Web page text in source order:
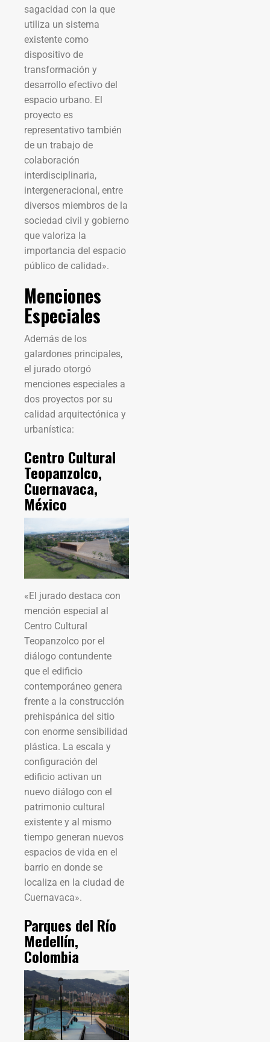
sagacidad con la que
utiliza un sistema
existente como
dispositivo de
transformación y
desarrollo efectivo del
espacio urbano. El
proyecto es
representativo también
de un trabajo de
colaboración
interdisciplinaria,
intergeneracional, entre
diversos miembros de la
sociedad civil y gobierno
que valoriza la
importancia del espacio
público de calidad».
Menciones
Especiales
Además de los
galardones principales,
el jurado otorgó
menciones especiales a
dos proyectos por su
calidad arquitectónica y
urbanística:
Centro Cultural
Teopanzolco,
Cuernavaca,
México
«El jurado destaca con
mención especial al
Centro Cultural
Teopanzolco por el
diálogo contundente
que el edificio
contemporáneo genera
frente a la construcción
prehispánica del sitio
con enorme sensibilidad
plástica. La escala y
configuración del
edificio activan un
nuevo diálogo con el
patrimonio cultural
existente y al mismo
tiempo generan nuevos
espacios de vida en el
barrio en donde se
localiza en la ciudad de
Cuernavaca».
Parques del Río
Medellín,
Colombia